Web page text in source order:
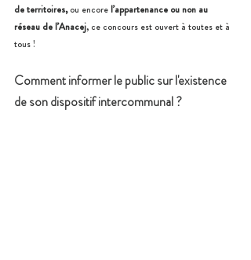
de territoires, ou encore l’appartenance ou non au
réseau de l’Anacej, ce concours est ouvert à toutes et à
tous !
Comment informer le public sur l'existence
de son dispositif intercommunal ?